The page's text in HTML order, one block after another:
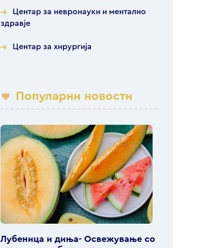
Центар за невронауки и ментално
здравје
Центар за хирургија
Популарни новости
Лубеница и диња- Освежување со